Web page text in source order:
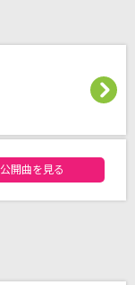
開曲を見る